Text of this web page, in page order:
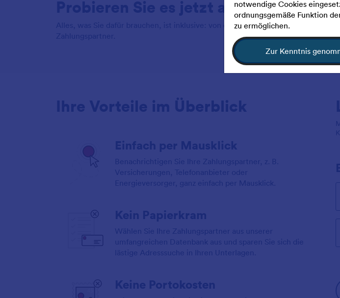
Probieren Sie es jetzt aus!
Alles, was Sie dafür brauchen, ist inklusive: von den wichtigsten Adressen,
Zahlungspartner.
Ihre Vorteile im Überblick
Einfach per Mausklick
Benachrichtigen Sie Ihre Zahlungspartner, z. B.
Versicherungen, Telefonanbieter oder
Energieversorger, ganz einfach per Mausklick.
Kein Papierkram
Wählen Sie Ihre Zahlungspartner aus unserer
umfangreichen Datenbank aus und sparen Sie sich die
lästige Adresssuche in Ihren Unterlagen.
Keine Portokosten
notwendige Cookies
ordnungsgemäße Funktion
zu ermöglichen.
Zur Kenntnis